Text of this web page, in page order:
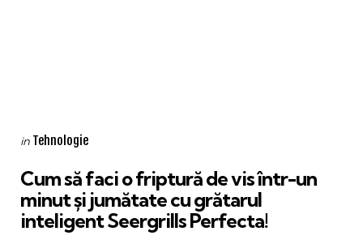
Categories
Posted
in Tehnologie
Cum să faci o friptură de vis într-un
minut și jumătate cu grătarul
inteligent Seergrills Perfecta!